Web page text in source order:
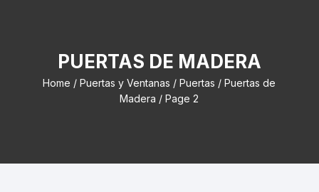
PUERTAS DE MADERA
Home /Puertas y Ventanas /Puertas /Puertas de
Madera / Page 2